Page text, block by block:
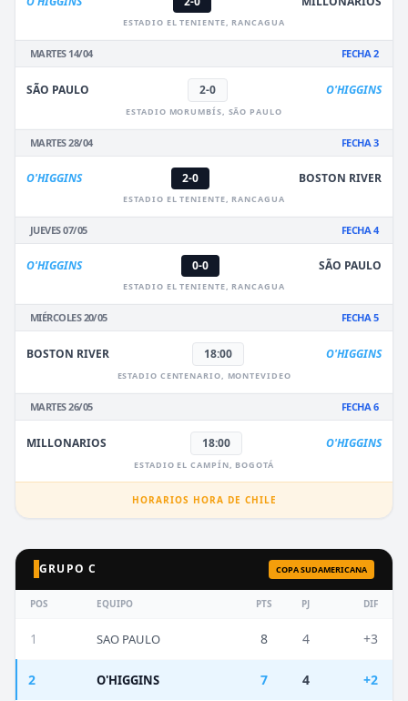
ESTADIO EL TENIENTE, RANCAGUA
MARTES 14/04 FECHA 2
SÃO PAULO 2-0 O'HIGGINS
ESTADIO MORUMBÍS, SÃO PAULO
MARTES 28/04 FECHA 3
O'HIGGINS 2-0 BOSTON RIVER
ESTADIO EL TENIENTE, RANCAGUA
JUEVES 07/05 FECHA 4
O'HIGGINS 0-0 SÃO PAULO
ESTADIO EL TENIENTE, RANCAGUA
MIÉRCOLES 20/05 FECHA 5
BOSTON RIVER 18:00 O'HIGGINS
ESTADIO CENTENARIO, MONTEVIDEO
MARTES 26/05 FECHA 6
MILLONARIOS 18:00 O'HIGGINS
ESTADIO EL CAMPÍN, BOGOTÁ
HORARIOS HORA DE CHILE
GRUPO C COPA SUDAMERICANA
POS EQUIPO PTS PJ DIF
1 SAO PAULO 8 4 +3
2 O'HIGGINS 7 4 +2